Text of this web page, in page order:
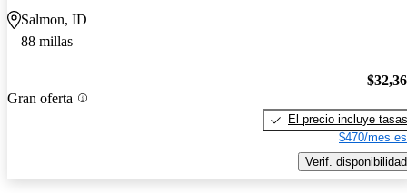
Salmon, ID
88 millas
Gran oferta
El precio incluye tasas
$470/mes
Verif. disponibilidad